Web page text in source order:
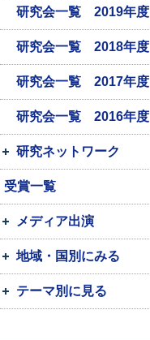
研究会一覧 2019年度
研究会一覧 2018年度
研究会一覧 2017年度
研究会一覧 2016年度
研究ネットワーク
受賞一覧
メディア出演
地域・国別にみる
テーマ別に見る